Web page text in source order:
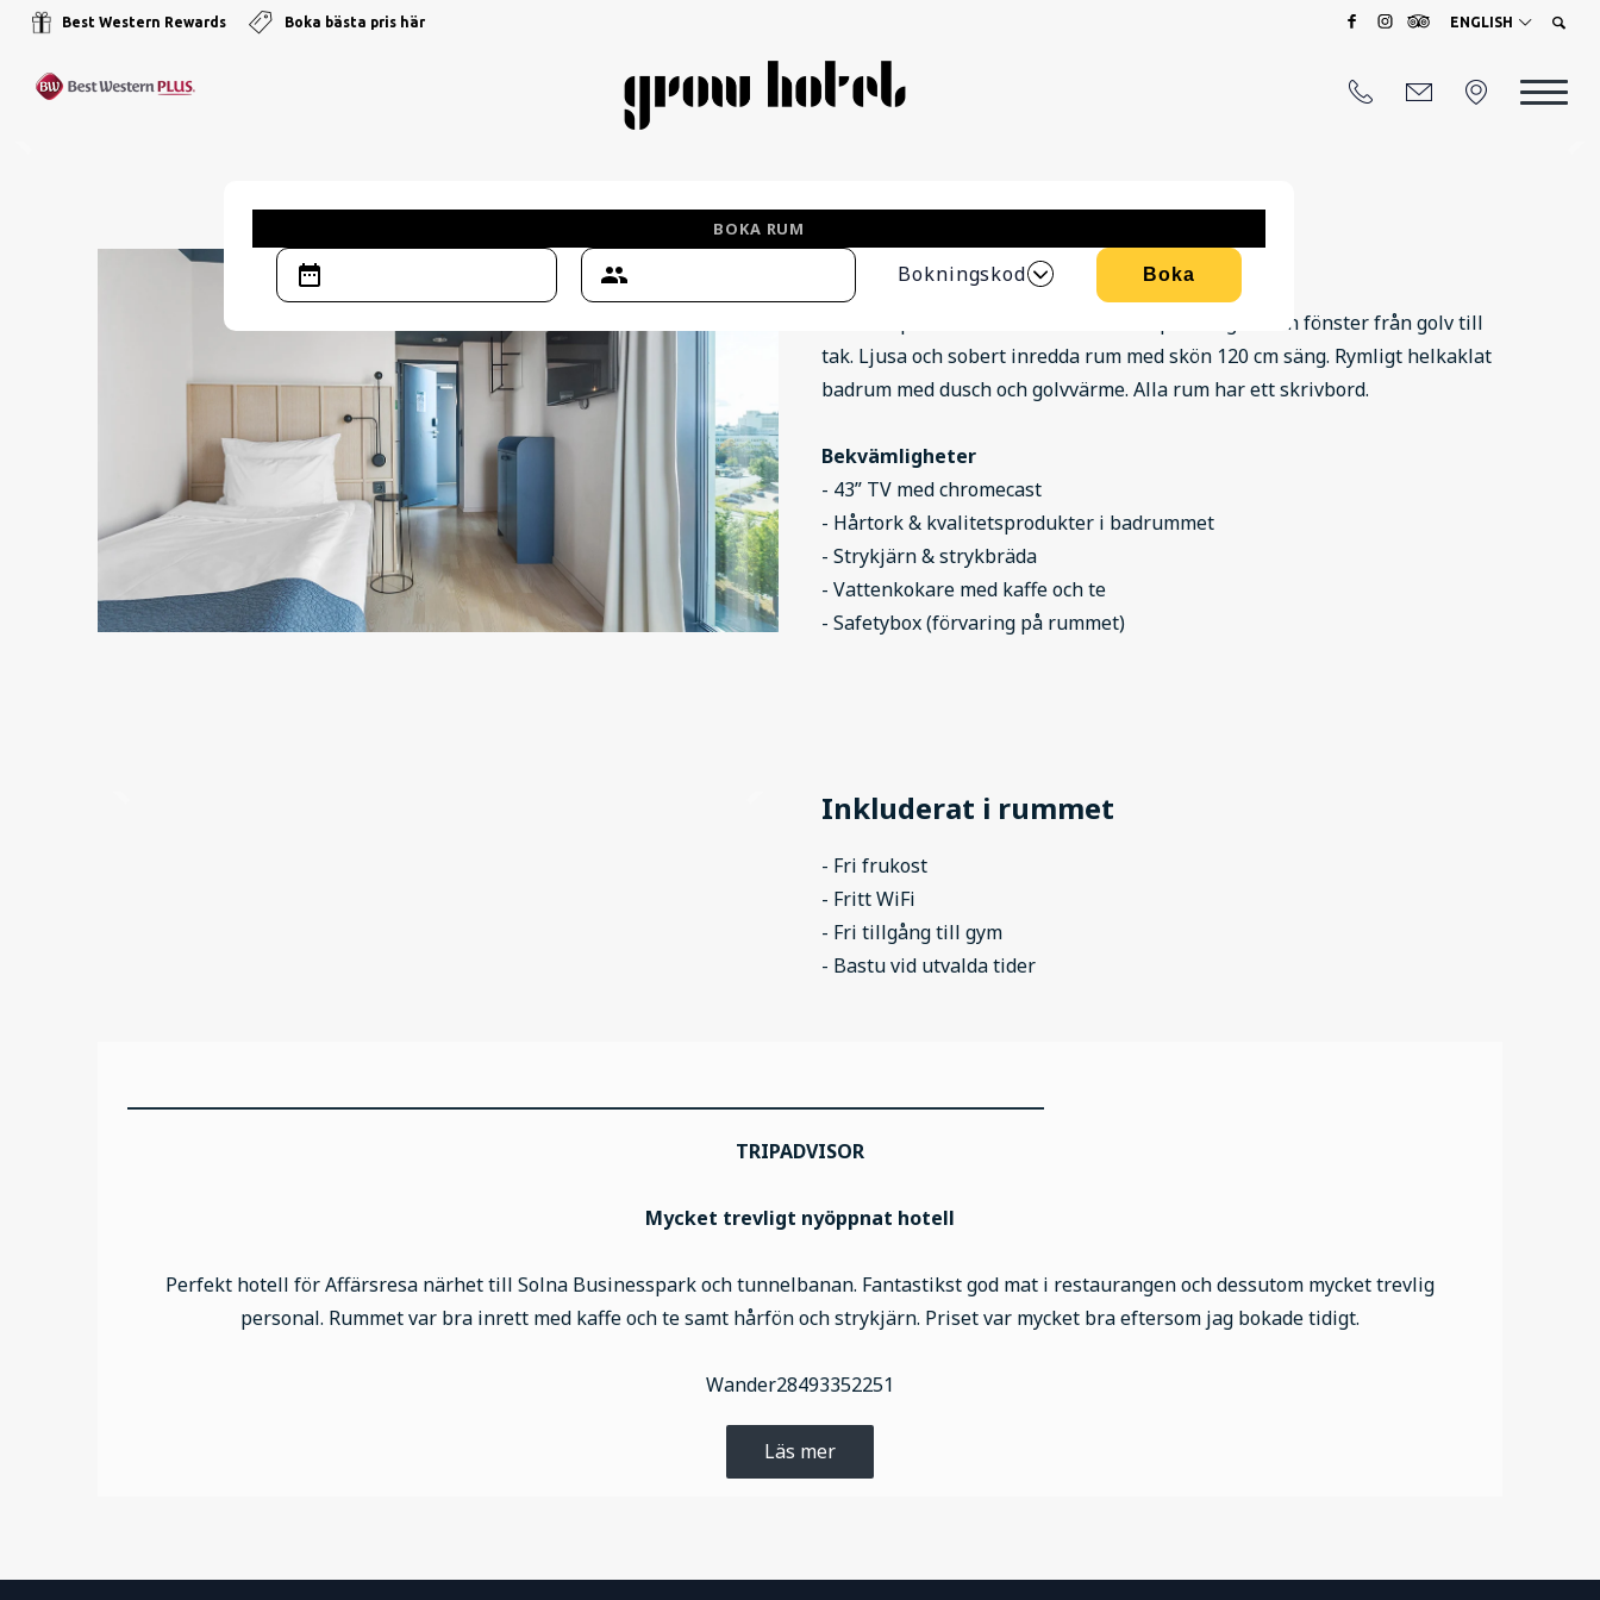
Best Western Rewards Boka bästa pris här ENGLISH
BOKA RUM
Bokningskod Boka
Single Superior
15 väldisponerade kvadratmeter med parkettgolv och fönster från golv till
tak. Ljusa och sobert inredda rum med skön 120 cm säng. Rymligt helkaklat
badrum med dusch och golvvärme. Alla rum har ett skrivbord.
Bekvämligheter
- 43” TV med chromecast
- Hårtork & kvalitetsprodukter i badrummet
- Strykjärn & strykbräda
- Vattenkokare med kaffe och te
- Safetybox (förvaring på rummet)
Inkluderat i rummet
- Fri frukost
- Fritt WiFi
- Fri tillgång till gym
- Bastu vid utvalda tider
TRIPADVISOR
Mycket trevligt nyöppnat hotell
Perfekt hotell för Affärsresa närhet till Solna Businesspark och tunnelbanan. Fantastikst god mat i restaurangen och dessutom mycket trevlig
personal. Rummet var bra inrett med kaffe och te samt hårfön och strykjärn. Priset var mycket bra eftersom jag bokade tidigt.
Wander28493352251
Läs mer